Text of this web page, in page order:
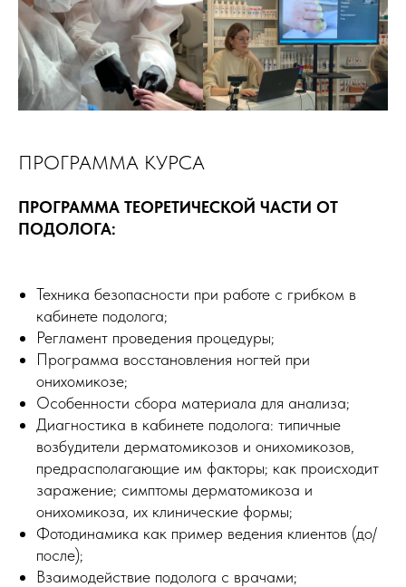
ПРОГРАММА КУРСА
ПРОГРАММА ТЕОРЕТИЧЕСКОЙ ЧАСТИ ОТ
ПОДОЛОГА:
Техника безопасности при работе с грибком в
кабинете подолога;
Регламент проведения процедуры;
Программа восстановления ногтей при
онихомикозе;
Особенности сбора материала для анализа;
Диагностика в кабинете подолога: типичные
возбудители дерматомикозов и онихомикозов,
предрасполагающие им факторы; как происходит
заражение; симптомы дерматомикоза и
онихомикоза, их клинические формы;
Фотодинамика как пример ведения клиентов (до/
после);
Взаимодействие подолога с врачами;